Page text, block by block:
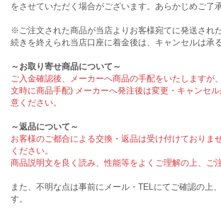
をさせていただく場合がございます。あらかじめご了
※ご注文された商品が当店よりお客様宛てに発送され
続きを終えられ当店口座に着金後は、キャンセルは承
～お取り寄せ商品について～
ご入金確認後、メーカーへ商品の手配をいたしますが
文時に商品手配) メーカーへ発注後は変更・キャンセ
意ください。
～返品について～
お客様のご都合による交換・返品は受け付けておりま
ください。
商品説明文を良く読み、性能等をよくご理解の上、ご
また、不明な点は事前にメール・TELにてご確認の上
す。